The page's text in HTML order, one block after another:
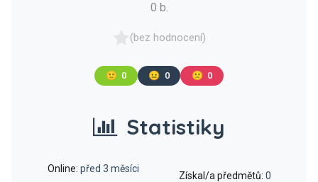
0 b.
(bez hodnocení)
🙂 0 😐 0 🙁 0
Statistiky
Online: před 3 měsíci
Získal/a předmětů: 0